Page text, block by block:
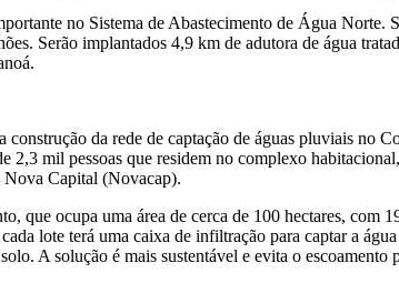
no Sistema de Abastecimento de Água Norte.
Serão implantados 4,9 km de adutora de água
da rede de captação de águas pluviais
mil pessoas que residem no complexo
Nova Capital (Novacap).
ocupa uma área de cerca de 100 hectares, com
lote terá uma caixa de infiltração para captar a
A solução é mais sustentável e evita o escoamento